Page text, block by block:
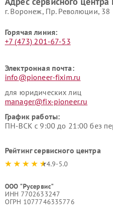
г. Воронеж, Пр. Революции, 38
Горячая линия:
+7 (473) 201-67-53
Электронная почта:
info@pioneer-fixim.ru
для юридических лиц
manager@fix-pioneer.ru
График работы:
ПН-ВСК с 9:00 до 21:00 без
Рейтинг сервисного центра
4.9-5.0
ООО "Русервис"
ИНН 7702633247
ОГРН 1077746335776